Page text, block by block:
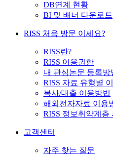
DB연계 현황
BI 및 배너 다운로드
RISS 처음 방문 이세요?
RISS란?
RISS 이용권한
내 관심논문 등록방
RISS 자료 유형별
복사/대출 이용방법
해외전자자료 이용
RISS 정보취약계층
고객센터
자주 찾는 질문